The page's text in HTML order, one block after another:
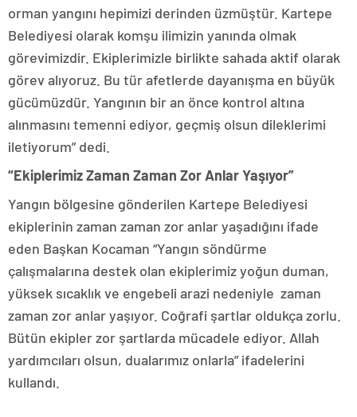
orman yangını hepimizi derinden üzmüştür. Kartepe
Belediyesi olarak komşu ilimizin yanında olmak
görevimizdir. Ekiplerimizle birlikte sahada aktif olarak
görev alıyoruz. Bu tür afetlerde dayanışma en büyük
gücümüzdür. Yangının bir an önce kontrol altına
alınmasını temenni ediyor, geçmiş olsun dileklerimi
iletiyorum” dedi.
“Ekiplerimiz Zaman Zaman Zor Anlar Yaşıyor”
Yangın bölgesine gönderilen Kartepe Belediyesi
ekiplerinin zaman zaman zor anlar yaşadığını ifade
eden Başkan Kocaman “Yangın söndürme
çalışmalarına destek olan ekiplerimiz yoğun duman,
yüksek sıcaklık ve engebeli arazi nedeniyle zaman
zaman zor anlar yaşıyor. Coğrafi şartlar oldukça zorlu.
Bütün ekipler zor şartlarda mücadele ediyor. Allah
yardımcıları olsun, dualarımız onlarla” ifadelerini
kullandı.